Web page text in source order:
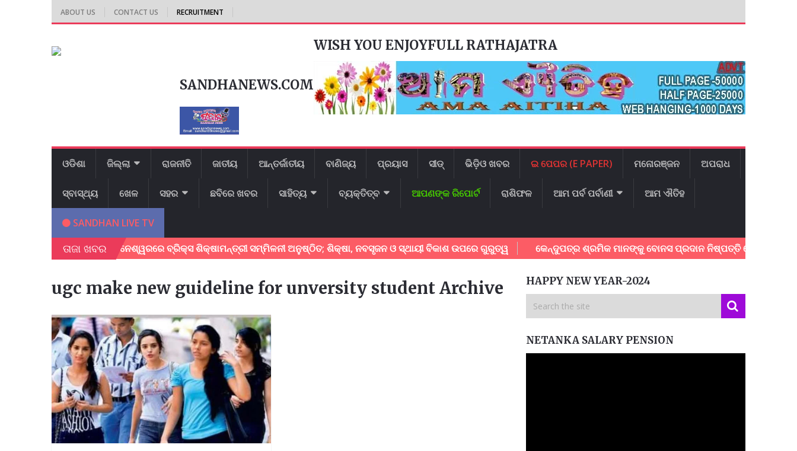
ABOUT US CONTACT US RECRUITMENT
WISH YOU ENJOYFULL RATHAJATRA
SANDHANEWS.COM
ଓଡିଶା ଜିଲ୍ଲା ରାଜନୀତି ଜାତୀୟ ଆନ୍ତର୍ଜାତୀୟ ବାଣିଜ୍ୟ ପ୍ରୟାସ ସୀଡ୍ ଭିଡ଼ିଓ ଖବର ଇ ପେପର (E PAPER) ମନୋରଞ୍ଜନ ଅପରାଧ
ସ୍ବାସ୍ଥ୍ୟ ଖେଳ ସହର ଛବିରେ ଖବର ସାହିତ୍ୟ ବ୍ୟକ୍ତିତ୍ବ ଆପଣଙ୍କ ରିପୋର୍ଟ ରାଶିଫଳ ଆମ ପର୍ବ ପର୍ବାଣୀ ଆମ ଐତିହ
SANDHAN LIVE TV
ତାଜା ଖବର
ଭୁବନେଶ୍ୱରରେ ବ୍ରିକ୍ସ ଶିକ୍ଷାମନ୍ତ୍ରୀ ସମ୍ମିଳନୀ ଅନୁଷ୍ଠିତ; ଶିକ୍ଷା, ନବସୃଜନ ଓ ସ୍ଥାୟୀ ବିକାଶ ଉପରେ ଗୁରୁତ୍ୱ କେନ୍ଦୁପତ୍ର ଶ୍ରମିକ ମାନଙ୍କୁ ବୋନସ ପ୍ରଦାନ ନିଷ୍ପତ୍ତି ଦେଇଥିବାରୁ
ugc make new guideline for unversity student Archive HAPPY NEW YEAR-2024
NETANKA SALARY PENSION